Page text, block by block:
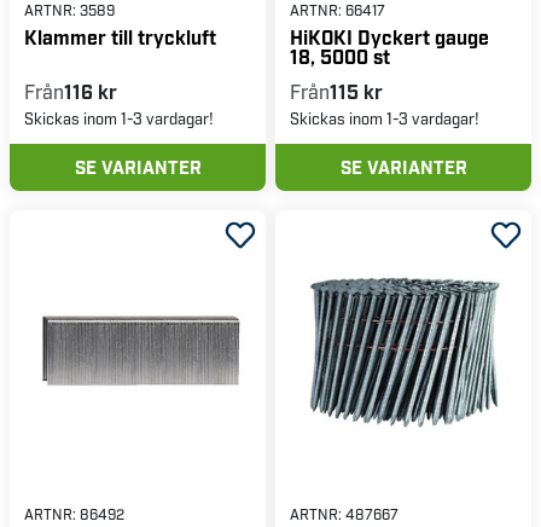
ARTNR: 3589
Klammer till tryckluft
Från116 kr
Skickas inom 1-3 vardagar!
SE VARIANTER
ARTNR: 66417
HiKOKI Dyckert gauge
18, 5000 st
Från115 kr
Skickas inom 1-3 vardagar!
SE VARIANTER
ARTNR: 86492 ARTNR: 487667